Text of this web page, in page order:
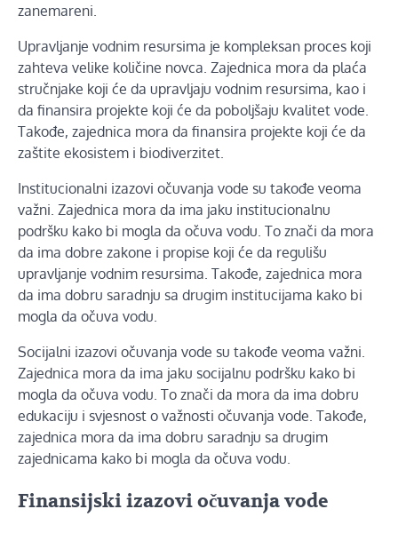
zanemareni.
Upravljanje vodnim resursima je kompleksan proces koji
zahteva velike količine novca. Zajednica mora da plaća
stručnjake koji će da upravljaju vodnim resursima, kao i
da finansira projekte koji će da poboljšaju kvalitet vode.
Takođe, zajednica mora da finansira projekte koji će da
zaštite ekosistem i biodiverzitet.
Institucionalni izazovi očuvanja vode su takođe veoma
važni. Zajednica mora da ima jaku institucionalnu
podršku kako bi mogla da očuva vodu. To znači da mora
da ima dobre zakone i propise koji će da regulišu
upravljanje vodnim resursima. Takođe, zajednica mora
da ima dobru saradnju sa drugim institucijama kako bi
mogla da očuva vodu.
Socijalni izazovi očuvanja vode su takođe veoma važni.
Zajednica mora da ima jaku socijalnu podršku kako bi
mogla da očuva vodu. To znači da mora da ima dobru
edukaciju i svjesnost o važnosti očuvanja vode. Takođe,
zajednica mora da ima dobru saradnju sa drugim
zajednicama kako bi mogla da očuva vodu.
Finansijski izazovi očuvanja vode